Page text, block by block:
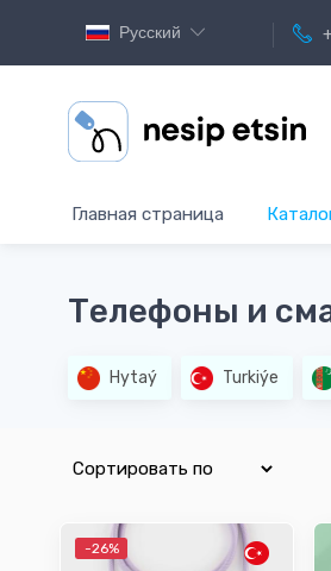
Русский
Главная страница
Телефоны и
Hytaý Turkiýe
-26%